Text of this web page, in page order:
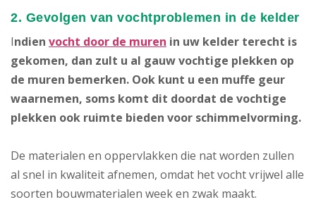
2. Gevolgen van vochtproblemen in de kelder
Indien vocht door de muren in uw kelder terecht is
gekomen, dan zult u al gauw vochtige plekken op
de muren bemerken. Ook kunt u een muffe geur
waarnemen, soms komt dit doordat de vochtige
plekken ook ruimte bieden voor schimmelvorming.
De materialen en oppervlakken die nat worden zullen
al snel in kwaliteit afnemen, omdat het vocht vrijwel alle
soorten bouwmaterialen week en zwak maakt.